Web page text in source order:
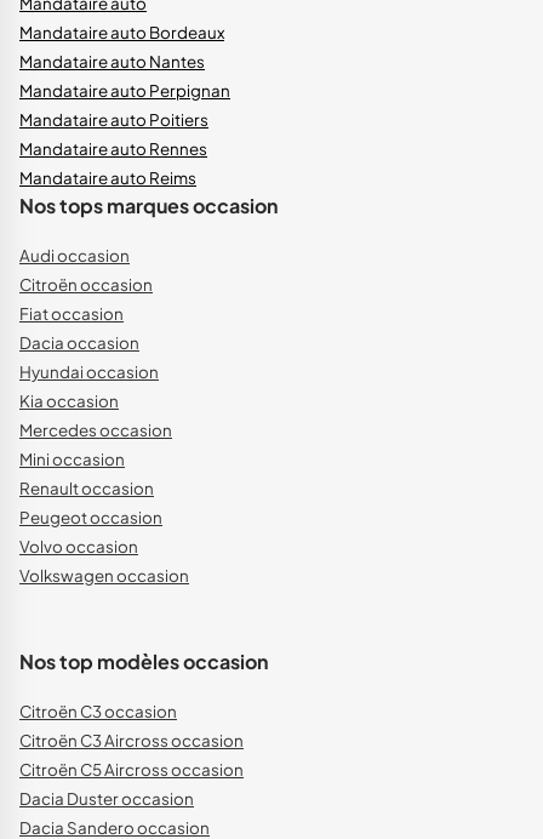
Mandataire auto Bordeaux
Mandataire auto Nantes
Mandataire auto Perpignan
Mandataire auto Poitiers
Mandataire auto Rennes
Mandataire auto Reims
Nos tops marques occasion
Audi occasion
Citroën occasion
Fiat occasion
Dacia occasion
Hyundai occasion
Kia occasion
Mercedes occasion
Mini occasion
Renault occasion
Peugeot occasion
Volvo occasion
Volkswagen occasion
Nos top modèles occasion
Citroën C3 occasion
Citroën C3 Aircross occasion
Citroën C5 Aircross occasion
Dacia Duster occasion
Dacia Sandero occasion